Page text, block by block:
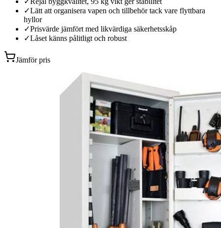
✓Lätt att organisera vapen och tillbehör tack vare flyttbara
hyllor
✓Prisvärde jämfört med likvärdiga säkerhetsskåp
✓Låset känns pålitligt och robust
Jämför pris